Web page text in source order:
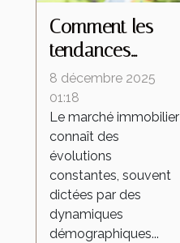
Comment les
tendances
démographiques
influencent-elles
le marché
immobilier ?
8 décembre 2025
01:18
Le marché immobilier
connaît des
évolutions
constantes, souvent
dictées par des
dynamiques
démographiques...